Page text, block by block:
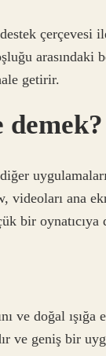
çerçevesi
arasındaki
getirir.
demek?
ana
bir oynatıcıya
ve doğal
ve geniş bir